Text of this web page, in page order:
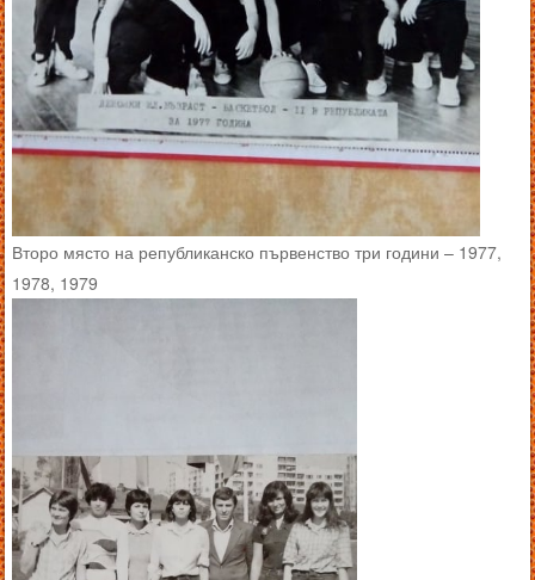
Второ място на републиканско първенство три години – 1977,
1978, 1979